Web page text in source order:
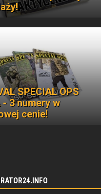
SPECIAL OPS
- 3 numery w
cenie!